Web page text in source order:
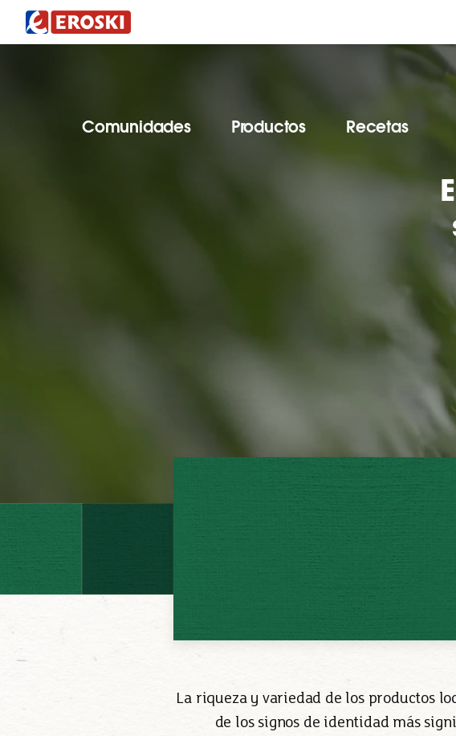
Comunidades Productos Recetas
La riqueza y variedad de los productos
de los signos de identidad más